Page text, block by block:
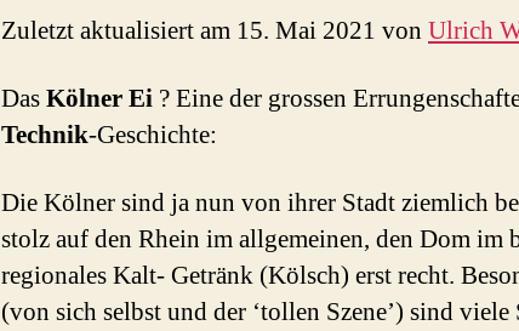
Zuletzt aktualisiert am 15. Mai 2021 von Ulrich
DasKölner Ei ? Eine der grossen
Technik-Geschichte:
Die Kölner sind ja nun von ihrer Stadt ziemlich
stolz auf den Rhein im allgemeinen, den Dom im
regionales Kalt- Getränk (Kölsch) erst recht.
(von sich selbst und der ‘tollen Szene’) sind